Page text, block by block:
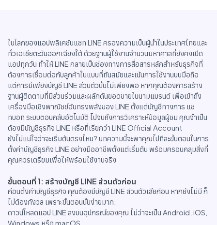
ในโลกของแอปพลิเคชันแชท LINE ครองความเป็นผู้นำในประเทศไทยและ
ทั่วเอเชียตะวันออกเฉียงใต้ ด้วยฐานผู้ใช้งานจำนวนมหาศาลที่ยังคงเปิด
แอปทุกวัน ทำให้ LINE กลายเป็นช่องทางการสื่อสารหลักสำหรับธุรกิจที่
ต้องการเชื่อมต่อกับลูกค้าในแบบที่ทันสมัยและเน้นการใช้งานบนมือถือ
แต่การมีเพียงบัญชี LINE ส่วนตัวนั้นไม่เพียงพอ หากคุณต้องการสร้าง
ฐานผู้ติดตามที่มีส่วนร่วมและผลักดันยอดขายในนามแบรนด์ เพื่อเข้าถึง
เครื่องมือเชิงพาณิชย์อันทรงพลังของ LINE ตั้งแต่บัญชีทางการ แช
ทบอท ระบบตอบกลับอัตโนมัติ ไปจนถึงการวิเคราะห์ข้อมูลผู้ชม คุณจำเป็น
ต้องมีบัญชีธุรกิจ LINE หรือที่เรียกว่า LINE Official Account
ยังไม่แน่ใจว่าจะเริ่มต้นตรงไหน? บทความนี้จะพาคุณไปทีละขั้นตอนในการ
ตั้งค่าบัญชีธุรกิจ LINE อย่างมืออาชีพตั้งแต่เริ่มต้น พร้อมครอบคลุมสิ่งที่
คุณควรเตรียมเพื่อให้พร้อมใช้งานจริง
ขั้นตอนที่ 1: สร้างบัญชี LINE ส่วนตัวก่อน
ก่อนตั้งค่าบัญชีธุรกิจ คุณต้องมีบัญชี LINE ส่วนตัวเสียก่อน หากยังไม่มี ก็
ไม่ต้องกังวล เพราะขั้นตอนนั้นง่ายมาก:
ดาวน์โหลดแอป LINE ลงบนอุปกรณ์ของคุณ ไม่ว่าจะเป็น Android, iOS,
Windows หรือ macOS